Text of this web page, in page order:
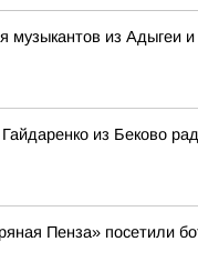
музыкантов из Адыгеи
из Беково
Пенза» посетили